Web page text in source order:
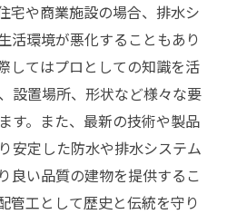
宅や商業施設の場合、排水シ
活環境が悪化することもあり
してはプロとしての知識を活
設置場所、形状など様々な要
す。また、最新の技術や製品
安定した防水や排水システム
良い品質の建物を提供するこ
管工として歴史と伝統を守り